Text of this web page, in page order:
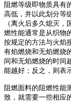
阻燃等级即物质具有
高低，并以此划分等
（离火后多久熄灭
燃性能通常是从织物
按规定的方法与火焰
有焰燃烧和无焰燃烧
间和无焰燃烧的时间
能越好；反之，则表
阻燃面料的阻燃性能
致，就需要一些相应